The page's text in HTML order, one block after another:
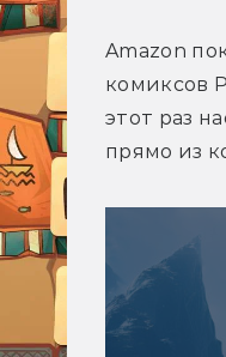
Amazon
комиксов
этот раз
прямо из